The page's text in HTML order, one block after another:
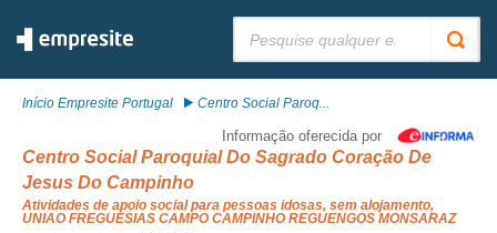
Início Empresite Portugal Centro Social Paroq...
Informação oferecida por
Centro Social Paroquial Do Sagrado Coração De
Jesus Do Campinho
Atividades de apoio social para pessoas idosas, sem alojamento,
UNIAO FREGUESIAS CAMPO CAMPINHO REGUENGOS MONSARAZ